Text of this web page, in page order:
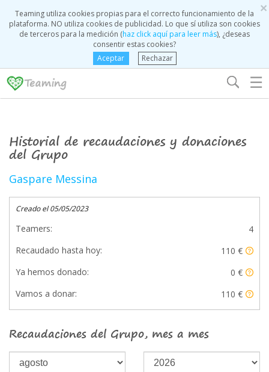
×
Teaming utiliza cookies propias para el correcto funcionamiento de la
plataforma. NO utiliza cookies de publicidad. Lo que sí utiliza son cookies
de terceros para la medición (haz click aquí para leer más), ¿deseas
consentir estas cookies?
Aceptar
Rechazar
☰
Historial de recaudaciones y donaciones
del Grupo
Gaspare Messina
Creado el 05/05/2023
Teamers:
4
Recaudado hasta hoy:
110 €
Ya hemos donado:
0 €
Vamos a donar:
110 €
Recaudaciones del Grupo, mes a mes